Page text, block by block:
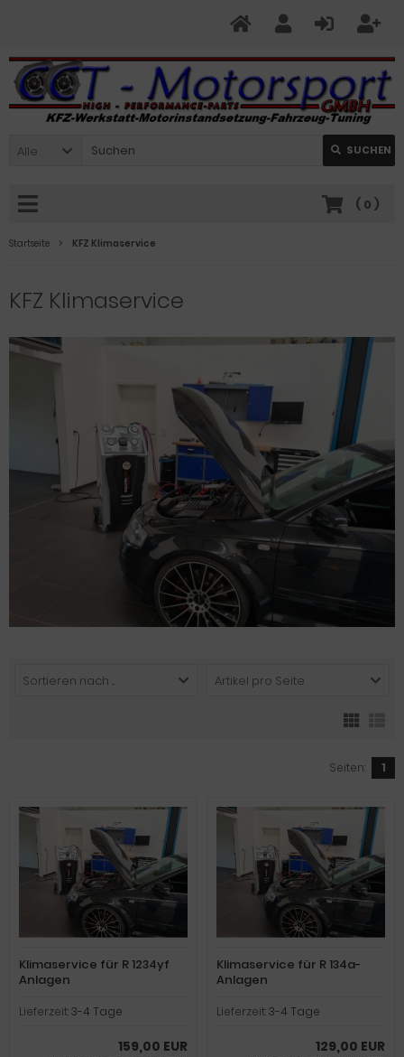
Alle SUCHEN
( 0 )
Startseite KFZ Klimaservice
KFZ Klimaservice
Sortieren nach ... Artikel pro Seite
Seiten: 1
Klimaservice für R 1234yf
Anlagen
Lieferzeit:3-4 Tage
159,00 EUR
Klimaservice für R 134a-
Anlagen
Lieferzeit:3-4 Tage
129,00 EUR